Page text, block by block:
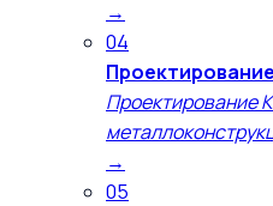
→
04
Проектирование
→
05